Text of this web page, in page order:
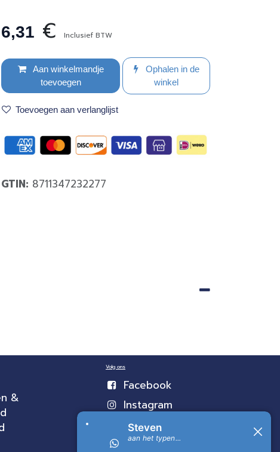
6,31 € Inclusief BTW
Aan winkelmandje
toevoegen
Ophalen in de
winkel
Toevoegen aan verlanglijst
GTIN: 8711347232277
&
Volg ons
Facebook
Instagram